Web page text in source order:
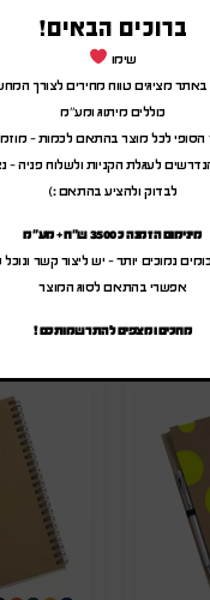
עט
הוספה
ברוכים הבאים!
שימו
מציגים טווח מחירים לצורך
כוללים מיתוג ומע"מ
לכל מוצר בהתאם לכמות –
לעגלת הקניות ולשלוח פניה –
לבדוק ולהציע בהתאם :)
מינימום הזמנה כ 3500 ש"ח + מע"מ
נמוכים יותר – יש ליצור קשר
אפשרי בהתאם לסוג המוצר
מחכים ומצפים להתרשמותכם !